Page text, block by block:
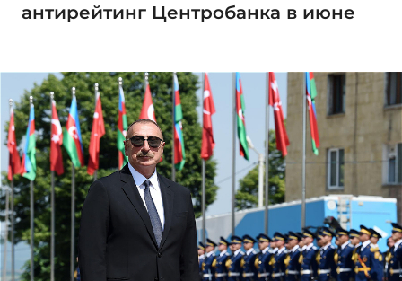
антирейтинг Центробанка в июне